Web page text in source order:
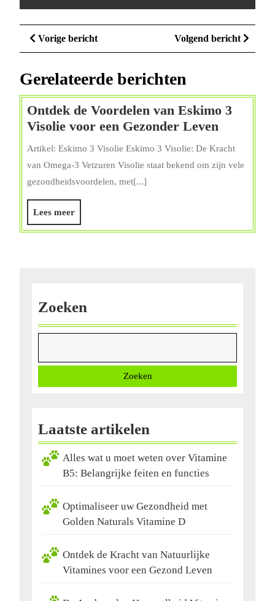
Berichtnavigatie
Vorige berichtVorige
bericht
Volgend bericht
bericht
Gerelateerde berichten
Ontdek de Voordelen van Eskimo 3
Visolie voor een Gezonder Leven
de
van
voor
Artikel: Eskimo 3 Visolie Eskimo 3 Visolie: De Kracht
van Omega-3 Vetzuren Visolie staat bekend om zijn vele
gezondheidsvoordelen, met[...]
Lees meerLees
meer
Zoeken
Zoeken
Laatste artikelen
Alles wat u moet weten over Vitamine
B5: Belangrijke feiten en functies
Optimaliseer uw Gezondheid met
Golden Naturals Vitamine D
Ontdek de Kracht van Natuurlijke
Vitamines voor een Gezond Leven